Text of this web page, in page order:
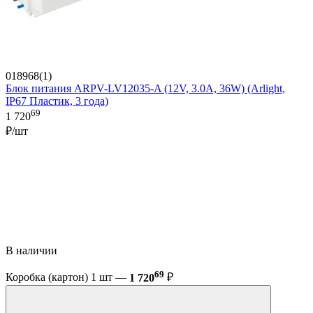
018968(1)
Блок питания ARPV-LV12035-A (12V, 3.0A, 36W) (Arlight,
IP67 Пластик, 3 года)
1 72069
₽/шт
В наличии
Коробка (картон) 1 шт — 1 72069 ₽